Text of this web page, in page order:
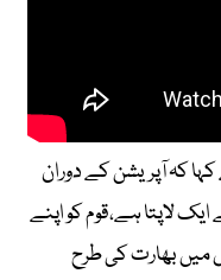
کہ آپریشن کے دوران
27 زخمی ہوئے ایک لاپتا ہے،قوم کو اپنے
میں بھارت کی طرح